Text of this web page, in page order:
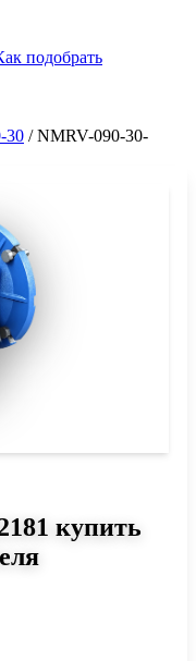
подобрать
30 / NMRV-090-30-
купить